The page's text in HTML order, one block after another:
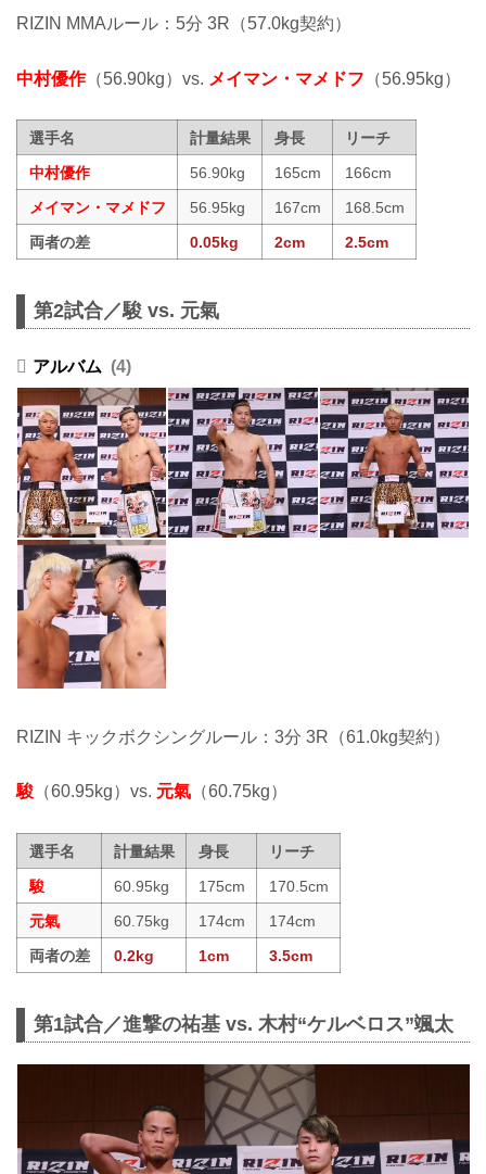
RIZIN MMAルール：5分 3R（57.0kg契約）
中村優作（56.90kg）vs. メイマン・マメドフ （56.95kg）
選手名 計量結果 身長
リーチ
中村優作
56.90kg 165cm
166cm
メイマン・マメドフ
56.95kg 167cm
168.5cm
両者の差
0.05kg 2cm 2.5cm
第2試合／駿 vs. 元氣
4
RIZIN キックボクシングルール：3分 3R（61.0kg契約）
駿 （60.95kg）vs. 元氣 （60.75kg）
選手名 計量結果 身長
リーチ
駿
60.95kg 175cm
170.5cm
元氣
60.75kg 174cm
174cm
両者の差
0.2kg 1cm 3.5cm
第1試合／進撃の祐基 vs. 木村“ケルベロス”颯太